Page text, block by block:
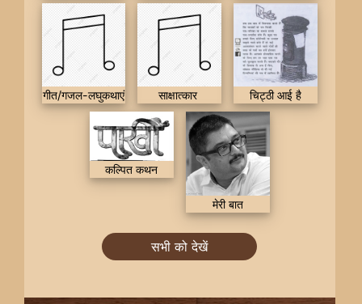
गीत/गजल-लघुकथाएं साक्षात्कार चिट्ठी आई है
कल्पित कथन
मेरी बात
सभी को देखें